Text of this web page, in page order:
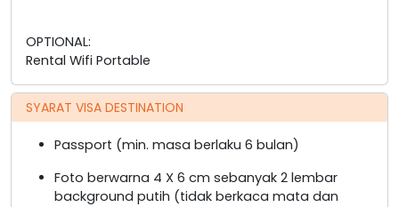
OPTIONAL:
Rental Wifi Portable
SYARAT VISA DESTINATION
Passport (min. masa berlaku 6 bulan)
Foto berwarna 4 X 6 cm sebanyak 2 lembar
background putih (tidak berkaca mata dan